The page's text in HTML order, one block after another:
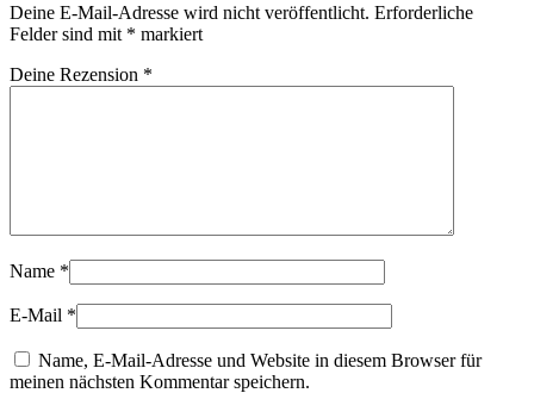
Deine E-Mail-Adresse wird nicht veröffentlicht. Erforderliche
Felder sind mit * markiert
Deine Rezension *
Name *
E-Mail *
Name, E-Mail-Adresse und Website in diesem Browser für
meinen nächsten Kommentar speichern.